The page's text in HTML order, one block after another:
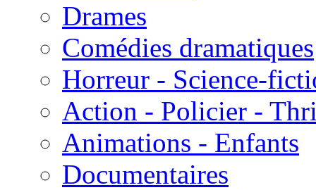
Drames
Comédies dramatiques
Horreur - Science-
Action - Policier -
Animations - Enfants
Documentaires